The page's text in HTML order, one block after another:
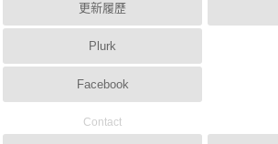
更新履歷
Plurk
Facebook
Contact